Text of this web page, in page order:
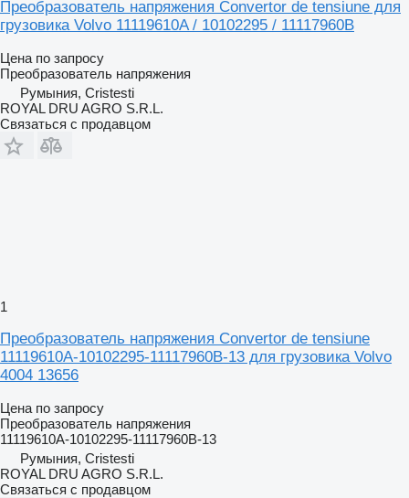
Преобразователь напряжения Convertor de tensiune для
грузовика Volvo 11119610A / 10102295 / 11117960B
Цена по запросу
Преобразователь напряжения
Румыния, Cristesti
ROYAL DRU AGRO S.R.L.
Связаться с продавцом
1
Преобразователь напряжения Convertor de tensiune
11119610A-10102295-11117960B-13 для грузовика Volvo
4004 13656
Цена по запросу
Преобразователь напряжения
11119610A-10102295-11117960B-13
Румыния, Cristesti
ROYAL DRU AGRO S.R.L.
Связаться с продавцом